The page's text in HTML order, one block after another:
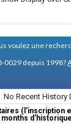
voulez une
0029 depuis 1998?
No Recent History
(l'inscription